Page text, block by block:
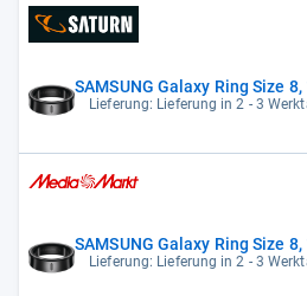
SAMSUNG Galaxy Ring Size
Lieferung: Lieferung in 2 - 3
SAMSUNG Galaxy Ring Size
Lieferung: Lieferung in 2 - 3